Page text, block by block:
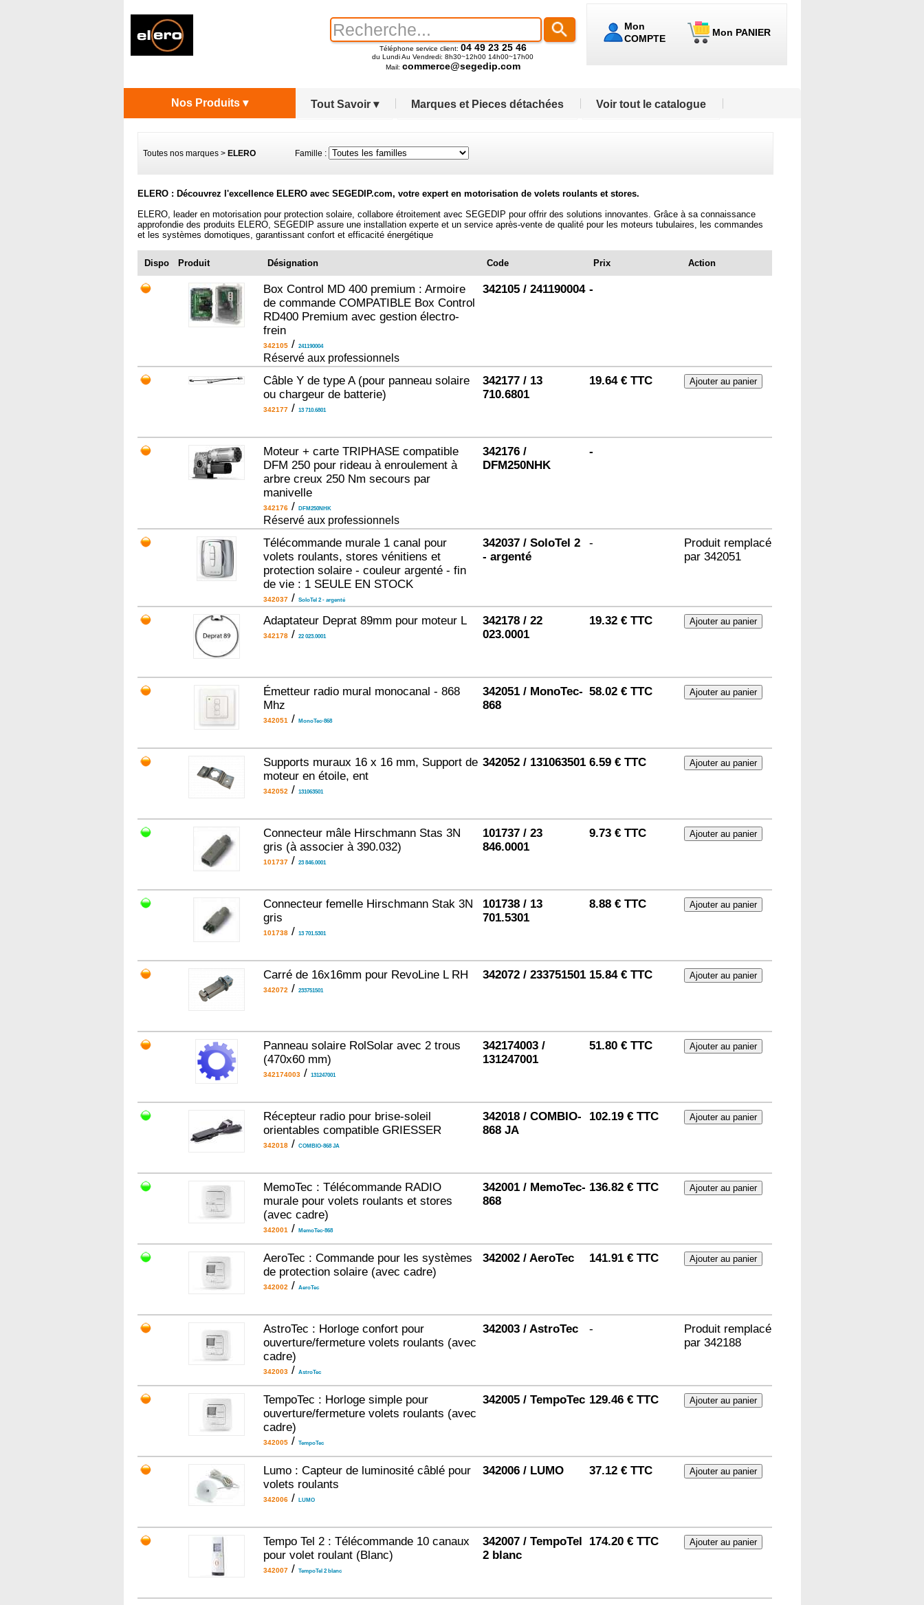
Mon
COMPTE
Mon PANIER
Téléphone service client: 04 49 23 25 46
du Lundi Au Vendredi: 8h30~12h00 14h00~17h00
Mail: commerce@segedip.com
Tout Savoir ▾ Marques et Pieces détachées Voir tout le catalogue
Nos Produits ▾
Toutes nos marques> ELEROFamille :
ELERO : Découvrez l'excellence ELERO avec SEGEDIP.com, votre expert en motorisation de volets roulants et stores.
ELERO, leader en motorisation pour protection solaire, collabore étroitement avec SEGEDIP pour offrir des solutions innovantes. Grâce à sa connaissance
approfondie des produits ELERO, SEGEDIP assure une installation experte et un service après-vente de qualité pour les moteurs tubulaires, les commandes
et les systèmes domotiques, garantissant confort et efficacité énergétique
Dispo Produit Désignation Code Prix Action
Box Control MD 400 premium : Armoire
de commande COMPATIBLE Box Control
RD400 Premium avec gestion électro-
frein
342105/ 241190004
Réservé aux professionnels
342105 / 241190004 -
Câble Y de type A (pour panneau solaire
ou chargeur de batterie)
342177/ 13 710.6801
342177 / 13
710.6801
19.64 € TTC
Moteur + carte TRIPHASE compatible
DFM 250 pour rideau à enroulement à
arbre creux 250 Nm secours par
manivelle
342176/ DFM250NHK
Réservé aux professionnels
342176 /
DFM250NHK
-
Télécommande murale 1 canal pour
volets roulants, stores vénitiens et
protection solaire - couleur argenté - fin
de vie : 1 SEULE EN STOCK
342037/ SoloTel 2 - argenté
342037 / SoloTel 2
- argenté
-
Produit remplacé
par 342051
Adaptateur Deprat 89mm pour moteur L
342178/ 22 023.0001
342178 / 22
023.0001
19.32 € TTC
Émetteur radio mural monocanal - 868
Mhz
342051/ MonoTec-868
342051 / MonoTec-
868
58.02 € TTC
Supports muraux 16 x 16 mm, Support de
moteur en étoile, ent
342052/ 131063501
342052 / 131063501 6.59 € TTC
Connecteur mâle Hirschmann Stas 3N
gris (à associer à 390.032)
101737/ 23 846.0001
101737 / 23
846.0001
9.73 € TTC
Connecteur femelle Hirschmann Stak 3N
gris
101738/ 13 701.5301
101738 / 13
701.5301
8.88 € TTC
Carré de 16x16mm pour RevoLine L RH
342072/ 233751501
342072 / 233751501 15.84 € TTC
Panneau solaire RolSolar avec 2 trous
(470x60 mm)
342174003/ 131247001
342174003 /
131247001
51.80 € TTC
Récepteur radio pour brise-soleil
orientables compatible GRIESSER
342018/ COMBIO-868 JA
342018 / COMBIO-
868 JA
102.19 € TTC
MemoTec : Télécommande RADIO
murale pour volets roulants et stores
(avec cadre)
342001/ MemoTec-868
342001 / MemoTec-
868
136.82 € TTC
AeroTec : Commande pour les systèmes
de protection solaire (avec cadre)
342002/ AeroTec
342002 / AeroTec 141.91 € TTC
AstroTec : Horloge confort pour
ouverture/fermeture volets roulants (avec
cadre)
342003/ AstroTec
342003 / AstroTec -
Produit remplacé
par 342188
TempoTec : Horloge simple pour
ouverture/fermeture volets roulants (avec
cadre)
342005/ TempoTec
342005 / TempoTec 129.46 € TTC
Lumo : Capteur de luminosité câblé pour
volets roulants
342006/ LUMO
342006 / LUMO 37.12 € TTC
Tempo Tel 2 : Télécommande 10 canaux
pour volet roulant (Blanc)
342007/ TempoTel 2 blanc
342007 / TempoTel
2 blanc
174.20 € TTC